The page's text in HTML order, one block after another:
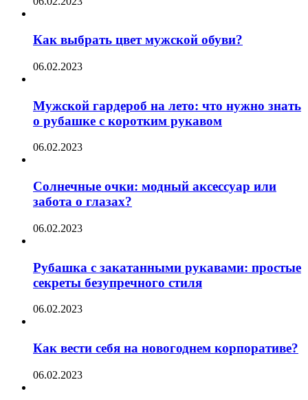
Как выбрать цвет мужской обуви?
06.02.2023
Мужской гардероб на лето: что нужно знать
о рубашке с коротким рукавом
06.02.2023
Солнечные очки: модный аксессуар или
забота о глазах?
06.02.2023
Рубашка с закатанными рукавами: простые
секреты безупречного стиля
06.02.2023
Как вести себя на новогоднем корпоративе?
06.02.2023